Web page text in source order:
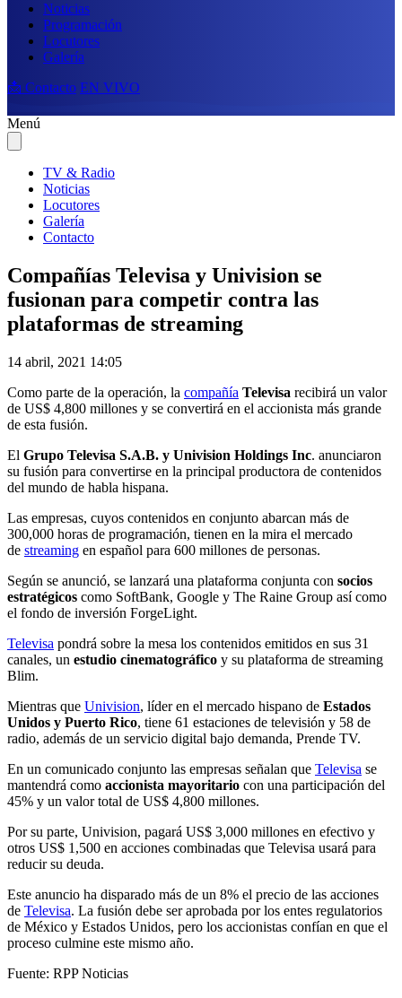
Noticias
Programación
Locutores
Galería
📩 Contacto EN VIVO
Menú
TV & Radio
Noticias
Locutores
Galería
Contacto
Compañías Televisa y Univision se
fusionan para competir contra las
plataformas de streaming
14 abril, 2021 14:05
Como parte de la operación, la compañía Televisa recibirá un valor
de US$ 4,800 millones y se convertirá en el accionista más grande
de esta fusión.
El Grupo Televisa S.A.B. y Univision Holdings Inc. anunciaron
su fusión para convertirse en la principal productora de contenidos
del mundo de habla hispana.
Las empresas, cuyos contenidos en conjunto abarcan más de
300,000 horas de programación, tienen en la mira el mercado
de streaming en español para 600 millones de personas.
Según se anunció, se lanzará una plataforma conjunta con socios
estratégicos como SoftBank, Google y The Raine Group así como
el fondo de inversión ForgeLight.
Televisa pondrá sobre la mesa los contenidos emitidos en sus 31
canales, un estudio cinematográfico y su plataforma de streaming
Blim.
Mientras que Univision, líder en el mercado hispano de Estados
Unidos y Puerto Rico, tiene 61 estaciones de televisión y 58 de
radio, además de un servicio digital bajo demanda, Prende TV.
En un comunicado conjunto las empresas señalan que Televisa se
mantendrá como accionista mayoritario con una participación del
45% y un valor total de US$ 4,800 millones.
Por su parte, Univision, pagará US$ 3,000 millones en efectivo y
otros US$ 1,500 en acciones combinadas que Televisa usará para
reducir su deuda.
Este anuncio ha disparado más de un 8% el precio de las acciones
de Televisa. La fusión debe ser aprobada por los entes regulatorios
de México y Estados Unidos, pero los accionistas confían en que el
proceso culmine este mismo año.
Fuente: RPP Noticias